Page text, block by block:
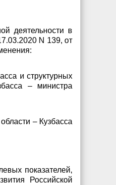
деятельности в
N 139, от
и структурных
– министра
– Кузбасса
показателей,
Российской